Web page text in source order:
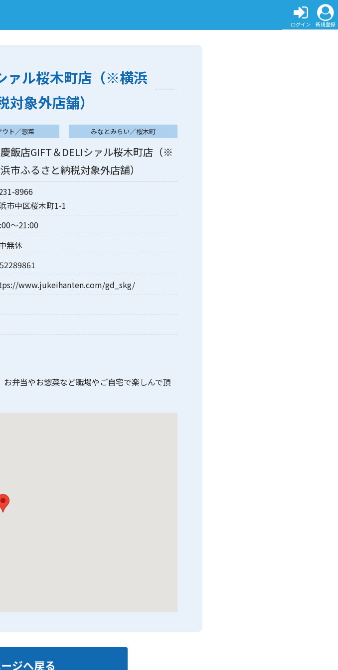
ログイン 新規登録
ァル桜木町店（※横浜
象外店舗）
ウト／惣菜 みなとみらい／桜木町
飯店GIFT＆DELIシァル桜木町店（※
市ふるさと納税対象外店舗）
8966
市中区桜木町1-1
〜21:00
無休
www.jukeihanten.com/gd_skg/
弁当やお惣菜など職場やご自宅で楽しんで頂
ジへ戻る